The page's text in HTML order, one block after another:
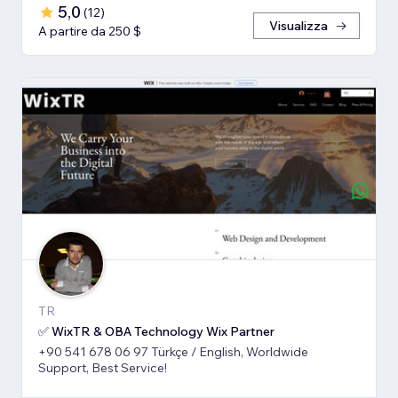
5,0 (12)
A partire da 250 $
Visualizza
TR
✅ WixTR & OBA Technology Wix Partner
+90 541 678 06 97 Türkçe / English, Worldwide
Support, Best Service!